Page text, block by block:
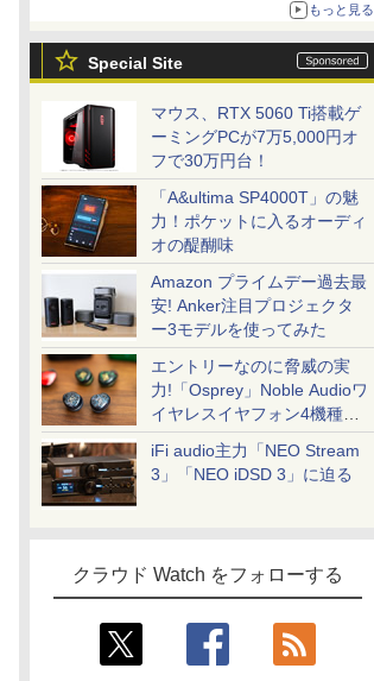
もっと見る
Special Site
マウス、RTX 5060 Ti搭載ゲ
ーミングPCが7万5,000円オ
フで30万円台！
「A&ultima SP4000T」の魅
力！ポケットに入るオーディ
オの醍醐味
Amazon プライムデー過去最
安! Anker注目プロジェクタ
ー3モデルを使ってみた
エントリーなのに脅威の実
力!「Osprey」Noble Audioワ
イヤレスイヤフォン4機種を
一気に聴く
iFi audio主力「NEO Stream
3」「NEO iDSD 3」に迫る
クラウド Watch をフォローする